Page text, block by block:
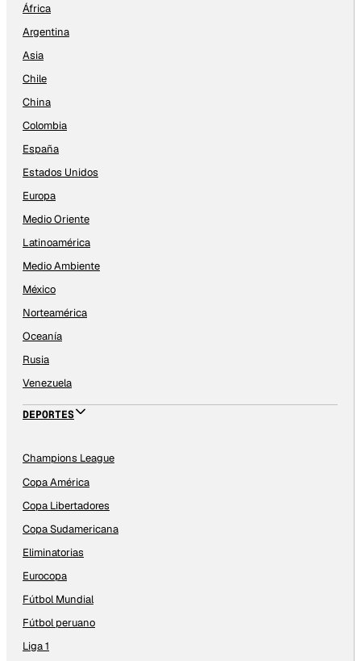
África
Argentina
Asia
Chile
China
Colombia
España
Estados Unidos
Europa
Medio Oriente
Latinoamérica
Medio Ambiente
México
Norteamérica
Oceanía
Rusia
Venezuela
DEPORTES
Champions League
Copa América
Copa Libertadores
Copa Sudamericana
Eliminatorias
Eurocopa
Fútbol Mundial
Fútbol peruano
Liga 1